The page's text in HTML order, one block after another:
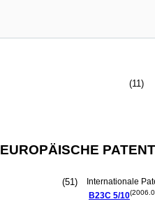
(11)
EUROPÄISCHE
(51)
Internationale
B23C 5/10